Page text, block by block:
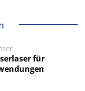
für